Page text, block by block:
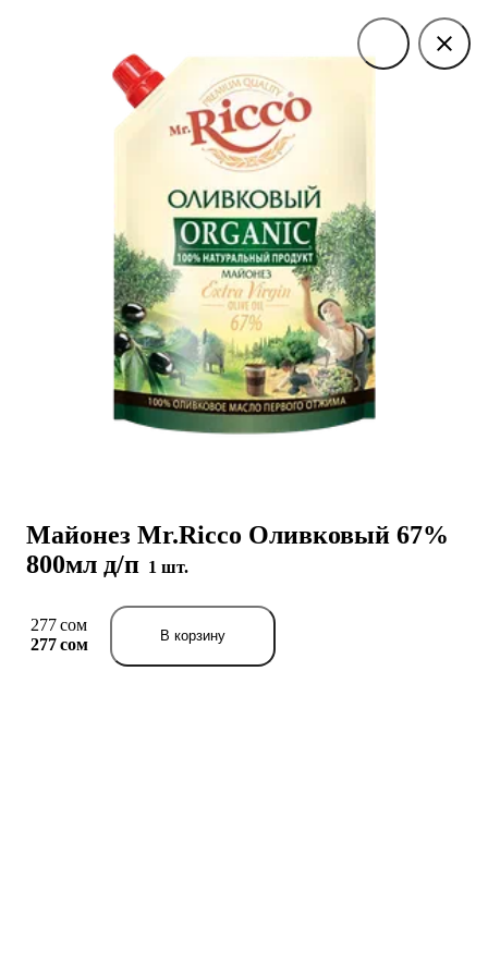
Майонез Mr.Ricco Оливковый 67%
800мл д/п 1 шт.
277 сом
277 сом
В корзину